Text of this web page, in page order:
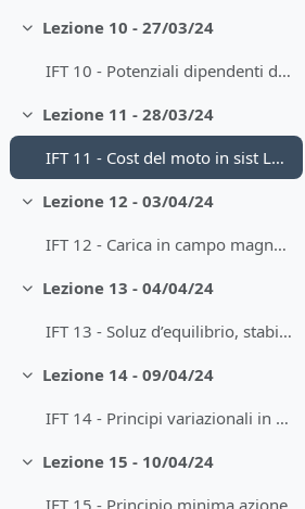
Minimizza
Lezione 10 - 27/03/24
IFT 10 - Potenziali dipendenti da velocità
Minimizza
Lezione 11 - 28/03/24
IFT 11 - Cost del moto in sist Lagr, Energia, Coordinate cicliche
Minimizza
Lezione 12 - 03/04/24
IFT 12 - Carica in campo magnetico, Teorema di Nöther
Minimizza
Lezione 13 - 04/04/24
IFT 13 - Soluz d’equilibrio, stabilità, linearizzazione
Minimizza
Lezione 14 - 09/04/24
IFT 14 - Principi variazionali in meccanica Lagrangiana
Minimizza
Lezione 15 - 10/04/24